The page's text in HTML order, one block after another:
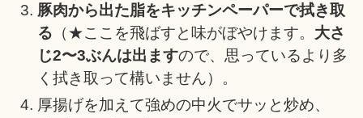
豚肉から出た脂をキッチンペーパーで拭き取
る （★ここを飛ばすと味がぼやけます。 大さ
じ2〜3ぶんは出ますので、思っているより多
く拭き取って構いません）。
厚揚げを加えて強めの中火でサッと炒め、